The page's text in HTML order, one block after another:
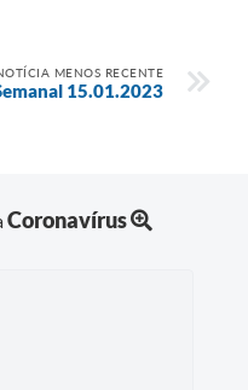
MENOS RECENTE
15.01.2023
Coronavírus